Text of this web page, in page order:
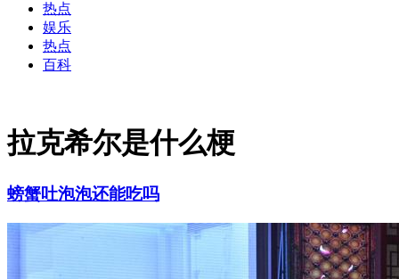
热点
娱乐
热点
百科
拉克希尔是什么梗
螃蟹吐泡泡还能吃吗